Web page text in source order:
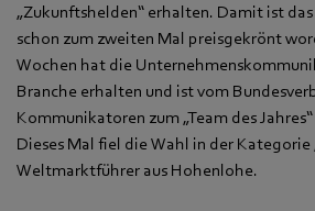
„Zukunftshelden“ erhalten. Damit ist
schon zum zweiten Mal preisgekrönt
Wochen hat die
Branche erhalten und ist vom
Kommunikatoren zum „Team des
Dieses Mal fiel die Wahl in der Kategorie
Weltmarktführer aus Hohenlohe.